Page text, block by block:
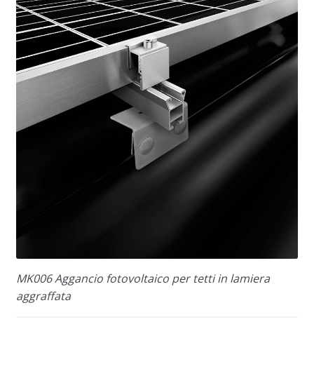
MK006 Aggancio fotovoltaico per tetti in lamiera
aggraffata